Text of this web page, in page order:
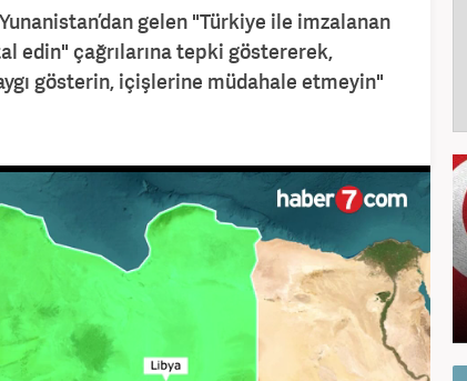
gelen "Türkiye ile imzalanan
edin" çağrılarına tepki göstererek,
gösterin, içişlerine müdahale etmeyin"